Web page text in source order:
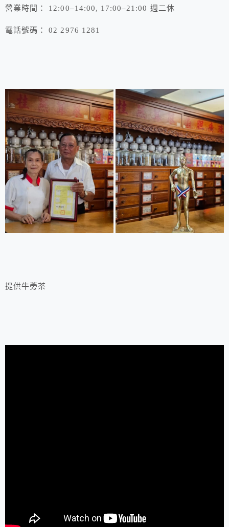
營業時間： 12:00–14:00, 17:00–21:00 週二休
電話號碼： 02 2976 1281
提供牛蒡茶